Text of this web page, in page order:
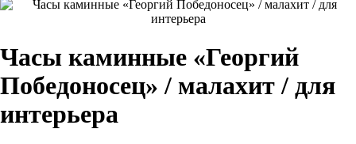
Часы каминные «Георгий
Победоносец» / малахит / для
интерьера